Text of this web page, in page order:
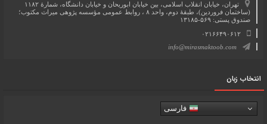
تهران، خیابان انقلاب اسلامی، بین خیابان ابوریحان و خیابان دانشگاه، شمارۀ ۱۱۸۲
(ساختمان فروردین)، طبقۀ دوم، واحد ۸ ، روابط عمومی مؤسسه پژوهی میراث مکتوب؛
صندوق پستی: ۵۶۹-۱۳۱۸۵
۰۲۱۶۶۴۹۰۶۱۲
info@mirasmaktoob.com
انتخاب زبان
فارسی